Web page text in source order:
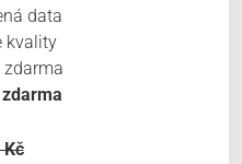
data
kvality
zdarma